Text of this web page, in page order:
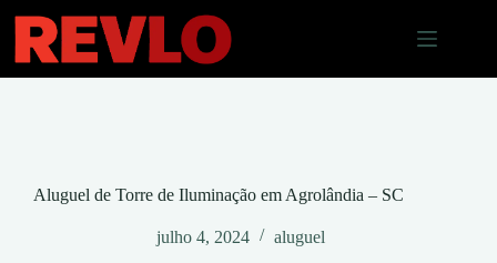
para
conteúdo
Aluguel de Torre de Iluminação em Agrolândia – SC
julho 4, 2024 aluguel